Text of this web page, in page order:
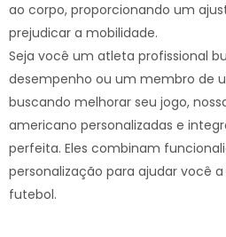
ao corpo, proporcionando um
prejudicar a mobilidade.
Seja você um atleta profissional
desempenho ou um membro de
buscando melhorar seu jogo,
americano personalizadas e
perfeita. Eles combinam
personalização para ajudar você
futebol.